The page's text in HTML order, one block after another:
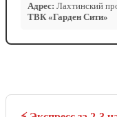
Адрес: Лахтинский
ТВК «Гарден Сити»